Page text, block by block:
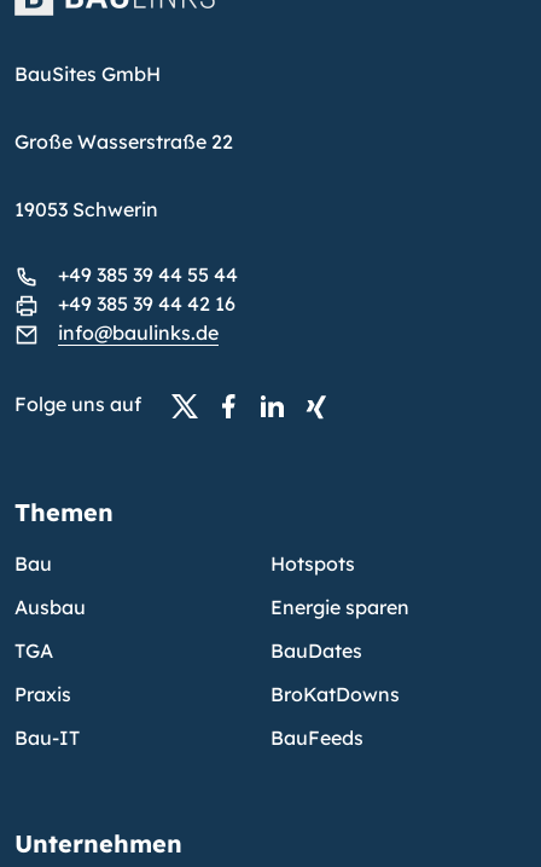
BauSites GmbH
Große Wasserstraße 22
19053 Schwerin
+49 385 39 44 55 44
+49 385 39 44 42 16
info@baulinks.de
Folge uns auf
Themen
Bau
Ausbau
TGA
Praxis
Bau-IT
Hotspots
Energie sparen
BauDates
BroKatDowns
BauFeeds
Unternehmen